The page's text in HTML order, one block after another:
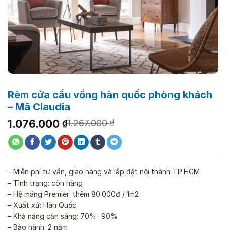
Rèm cửa cầu vồng hàn quốc phòng khách
– Mã Claudia
1.267.000₫
Giá
gốc
là:
1.267.000 ₫.
1.076.000 ₫
Giá
hiện
tại
là:
1.076.000 ₫.
– Miễn phí tư vấn, giao hàng và lắp đặt nội thành TP.HCM
– Tình trạng: còn hàng
– Hệ máng Premier: thêm 80.000đ / 1m2
– Xuất xứ: Hàn Quốc
– Khả năng cản sáng: 70%- 90%
– Bảo hành: 2 năm